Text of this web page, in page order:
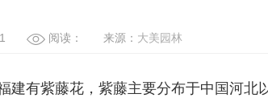
阅读： 来源： 大美园林
建有紫藤花，紫藤主要分布于中国河